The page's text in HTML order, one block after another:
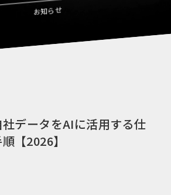
お知らせ
社データをAIに活用する仕
【2026】